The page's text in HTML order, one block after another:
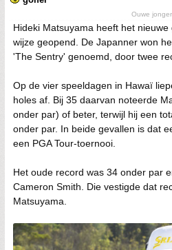
Ouwe
Hideki Matsuyama heeft het
wijze geopend. De Japanner won
'The Sentry' genoemd, door twee
Op de vier speeldagen in Hawaï
holes af. Bij 35 daarvan noteerde
onder par) of beter, terwijl hij een
onder par. In beide gevallen is dat
een PGA Tour-toernooi.
Het oude record was 34 onder par
Cameron Smith. Die vestigde dat
Matsuyama.